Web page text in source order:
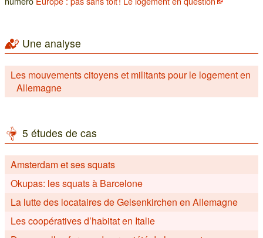
Une analyse
Les mouvements citoyens et militants pour le logement en
Allemagne
5 études de cas
Amsterdam et ses squats
Okupas: les squats à Barcelone
La lutte des locataires de Gelsenkirchen en Allemagne
Les coopératives d’habitat en Italie